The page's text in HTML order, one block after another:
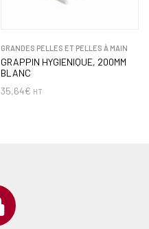
GRANDES PELLES ET PELLES À MAIN
GRAPPIN HYGIENIQUE, 200MM
BLANC
35,64€ HT